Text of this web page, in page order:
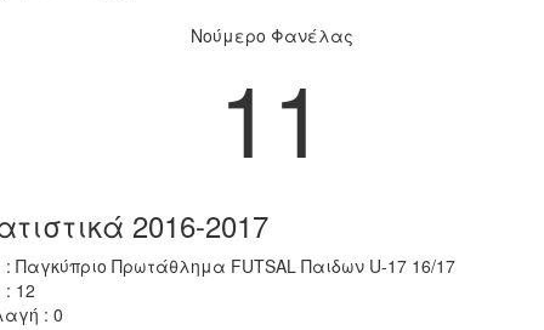
Νούμερο Φανέλας
11
2016-2017
: Παγκύπριο Πρωτάθλημα FUTSAL Παιδων U-17 16/17
12
: 0